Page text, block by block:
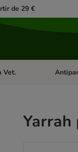
de 29 €
categoria abierto: Gatos
Vet. Menú
Yarrah